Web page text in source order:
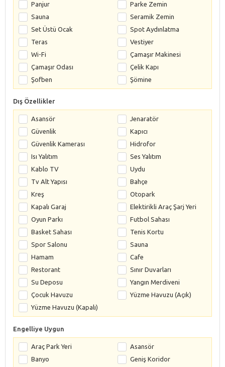
Panjur
Parke Zemin
Sauna
Seramik Zemin
Set Üstü Ocak
Spot Aydınlatma
Teras
Vestiyer
Wi-Fi
Çamaşır Makinesi
Çamaşır Odası
Çelik Kapı
Şofben
Şömine
Dış Özellikler
Asansör
Jenaratör
Güvenlik
Kapıcı
Güvenlik Kamerası
Hidrofor
Isı Yalıtım
Ses Yalıtım
Kablo TV
Uydu
Tv Alt Yapısı
Bahçe
Kreş
Otopark
Kapalı Garaj
Elektirikli Araç Şarj Yeri
Oyun Parkı
Futbol Sahası
Basket Sahası
Tenis Kortu
Spor Salonu
Sauna
Hamam
Cafe
Restorant
Sınır Duvarları
Su Deposu
Yangın Merdiveni
Çocuk Havuzu
Yüzme Havuzu (Açık)
Yüzme Havuzu (Kapalı)
Engelliye Uygun
Araç Park Yeri
Asansör
Banyo
Geniş Koridor